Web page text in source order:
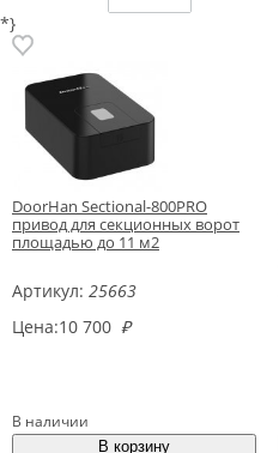
*}
DoorHan Sectional-800PRO
привод для секционных ворот
площадью до 11 м2
Артикул: 25663
Цена:10 700 ₽
В наличии